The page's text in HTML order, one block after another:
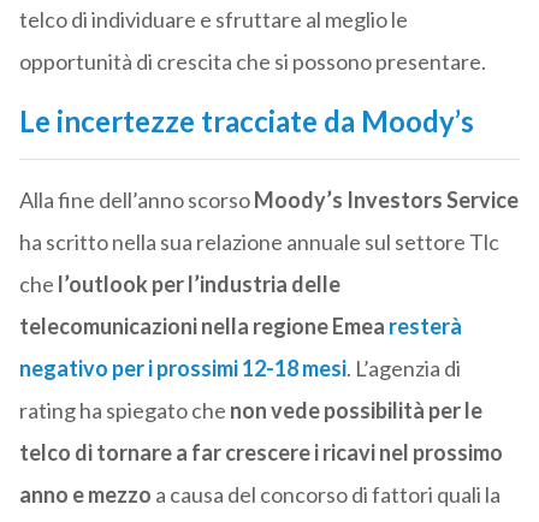
telco di individuare e sfruttare al meglio le
opportunità di crescita che si possono presentare.
Le incertezze tracciate da Moody’s
Alla fine dell’anno scorsoMoody’s Investors Service
ha scritto nella sua relazione annuale sul settore Tlc
che l’outlook per l’industria delle
telecomunicazioni nella regione Emea resterà
negativo per i prossimi 12-18 mesi. L’agenzia di
rating ha spiegato che non vede possibilità per le
telco di tornare a far crescere i ricavi nel prossimo
anno e mezzo a causa del concorso di fattori quali la